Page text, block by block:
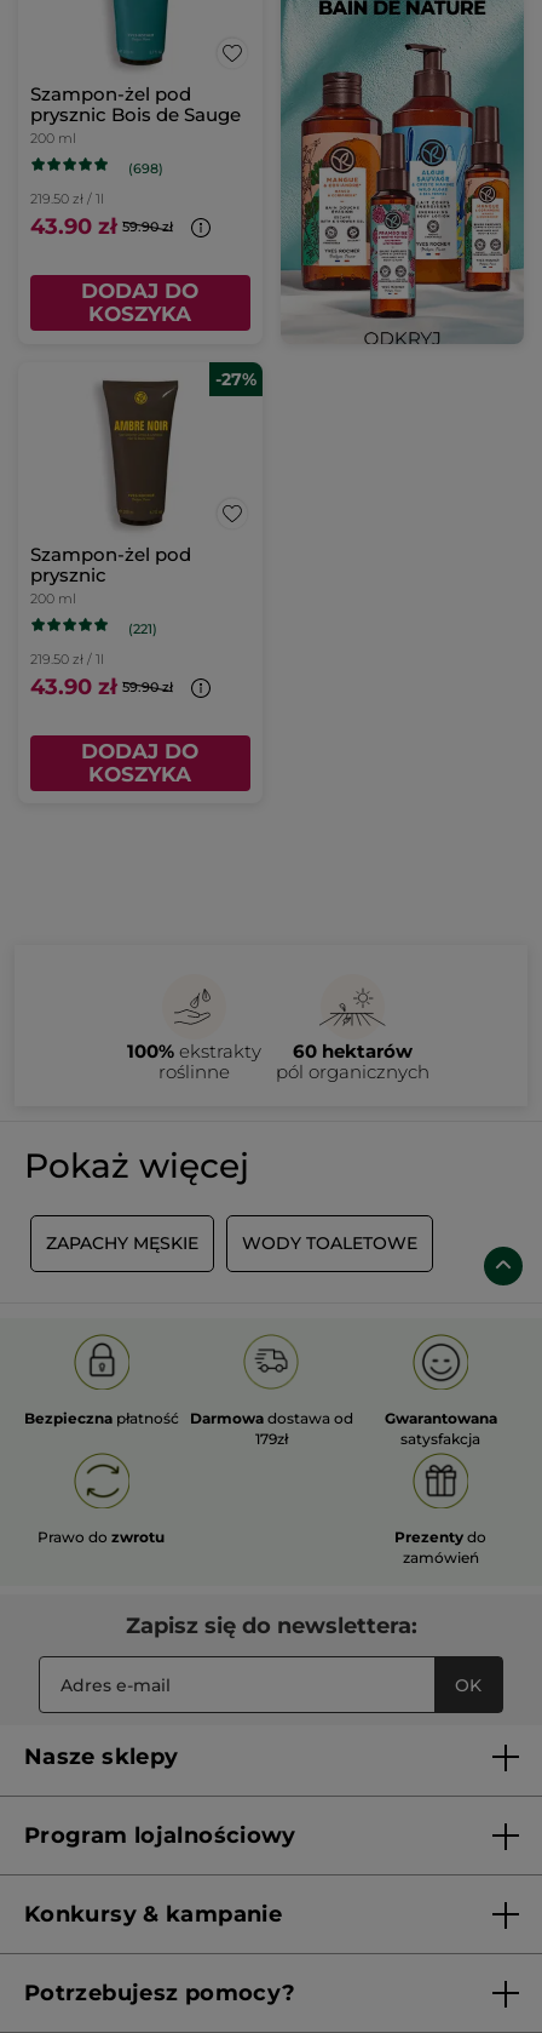
Szampon-żel pod
prysznic Bois de Sauge
200 ml
(698)
219.50 zł / 1l
43.90 zł 59.90 zł
DODAJ DO
KOSZYKA
-27%
Szampon-żel pod
prysznic
200 ml
(221)
219.50 zł / 1l
43.90 zł 59.90 zł
DODAJ DO
KOSZYKA
100% ekstrakty
roślinne
60 hektarów
pól organicznych
Pokaż więcej
ZAPACHY MĘSKIE WODY TOALETOWE
Bezpieczna płatność Darmowa dostawa od
179zł
Gwarantowana
satysfakcja
Prawo dozwrotu Prezenty do
zamówień
Zapisz się do newslettera:
OK
Nasze sklepy
Franczyza
Program lojalnościowy
Konkursy & kampanie
Potrzebujesz pomocy?